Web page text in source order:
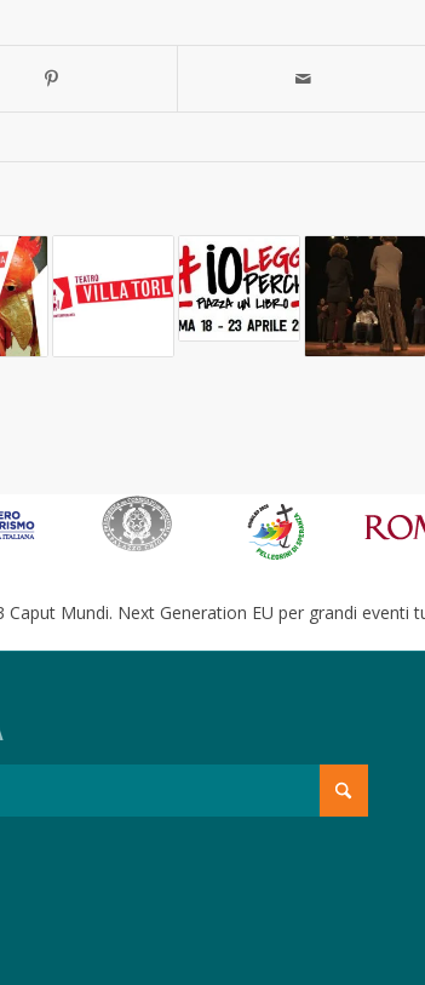
Caput Mundi. Next Generation EU per grandi eventi